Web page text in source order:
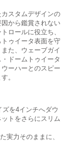
スタムデザインの
から鑑賞されない
ロールに役立ち、
ゥイータ表面を守
た、ウェーブガイ
ドームトゥイータ
ーハーとのスピー
。
を4インチへダウ
トをさらにスリム
実力そのままに、